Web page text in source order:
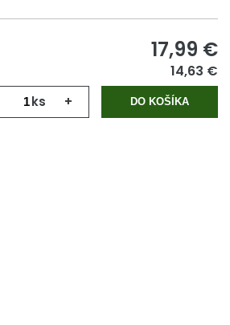
17,99 €
14,63 €
ks + DO KOŠÍKA